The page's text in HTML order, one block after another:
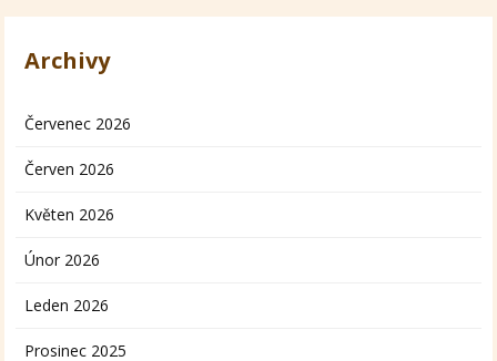
Archivy
Červenec 2026
Červen 2026
Květen 2026
Únor 2026
Leden 2026
Prosinec 2025